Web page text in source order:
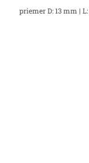
priemer D: 13 mm |